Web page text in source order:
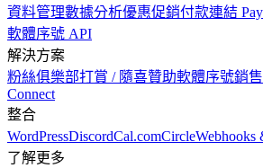
資料管理數據分析優惠促銷付款連結
軟體序號 API
解決方案
粉絲俱樂部打賞 / 隨喜贊助軟體序號銷售
Connect
整合
WordPressDiscordCal.comCircle
了解更多